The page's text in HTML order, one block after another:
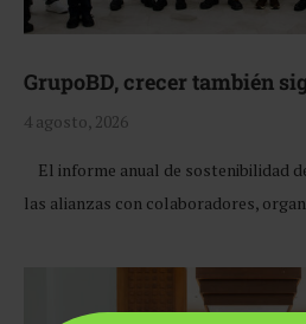
GrupoBD, crecer también
4 agosto, 2026
El informe anual de sostenibilidad
las alianzas con colaboradores,